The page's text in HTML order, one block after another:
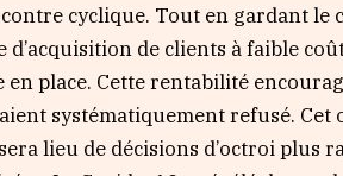
cyclique. Tout en gardant
d’acquisition de clients à faible
en place. Cette rentabilité
systématiquement refusé.
lieu de décisions d’octroi plus